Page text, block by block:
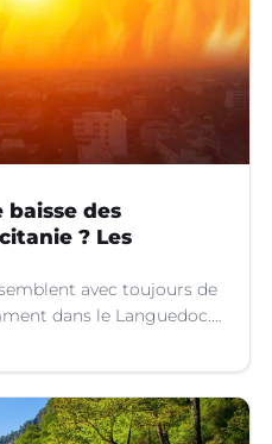
baisse des
? Les
avec toujours de
dans le Languedoc.